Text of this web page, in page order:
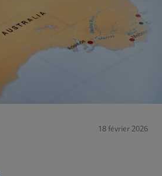
18 février 2026